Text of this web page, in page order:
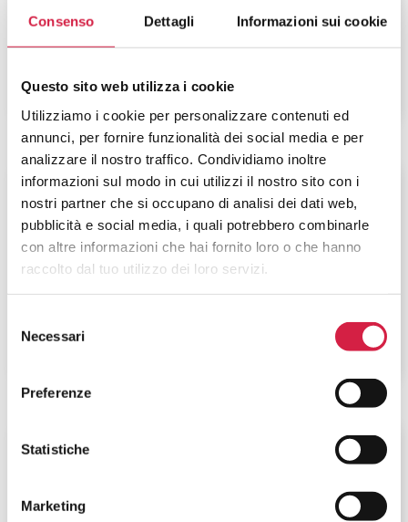
Consenso Dettagli Informazioni sui cookie
Questo sito web utilizza i cookie
Utilizziamo i cookie per personalizzare contenuti ed
annunci, per fornire funzionalità dei social media e per
analizzare il nostro traffico. Condividiamo inoltre
informazioni sul modo in cui utilizzi il nostro sito con i
nostri partner che si occupano di analisi dei dati web,
pubblicità e social media, i quali potrebbero combinarle
con altre informazioni che hai fornito loro o che hanno
raccolto dal tuo utilizzo dei loro servizi.
delNecessari
Preferenze
Statistiche
Marketing
Veneto-Vicenza
AULSS 8 Berica – Ospedale di
Arzignano-Montecchio
Via del Parco, 1
Veneto-
AULSS 8 Berica – Ospedale S. Bortolo